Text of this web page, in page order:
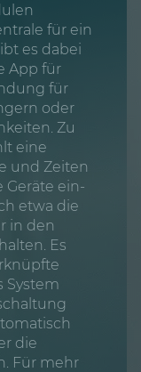
für ein
es dabei
App für
für
oder
Zu
eine
und Zeiten
Geräte ein-
etwa die
in den
Es
System
die
Für mehr